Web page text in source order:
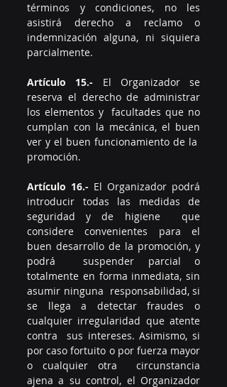
términos y condiciones, no les
asistirá derecho a reclamo o
indemnización alguna, ni siquiera
parcialmente.
Artículo 15.- El Organizador se
reserva el derecho de administrar
los elementos y  facultades que no
cumplan con la mecánica, el buen
ver y el buen funcionamiento de la
promoción.
Artículo 16.- El Organizador podrá
introducir todas las medidas de
seguridad y de higiene  que
considere convenientes para el
buen desarrollo de la promoción, y
podrá  suspender parcial o
totalmente en forma inmediata, sin
asumir ninguna  responsabilidad, si
se llega a detectar fraudes o
cualquier irregularidad que atente
contra  sus intereses. Asimismo, si
por caso fortuito o por fuerza mayor
o cualquier otra  circunstancia
ajena a su control, el Organizador